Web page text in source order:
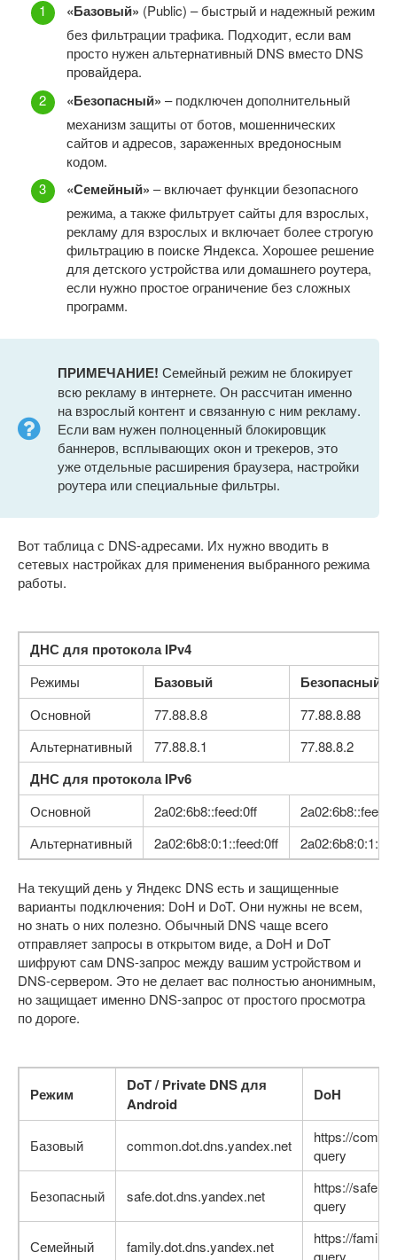
«Базовый» (Public) – быстрый и надежный режим
без фильтрации трафика. Подходит, если вам
просто нужен альтернативный DNS вместо DNS
провайдера.
«Безопасный» – подключен дополнительный
механизм защиты от ботов, мошеннических
сайтов и адресов, зараженных вредоносным
кодом.
«Семейный» – включает функции безопасного
режима, а также фильтрует сайты для взрослых,
рекламу для взрослых и включает более строгую
фильтрацию в поиске Яндекса. Хорошее решение
для детского устройства или домашнего роутера,
если нужно простое ограничение без сложных
программ.
ПРИМЕЧАНИЕ! Семейный режим не блокирует
всю рекламу в интернете. Он рассчитан именно
на взрослый контент и связанную с ним рекламу.
Если вам нужен полноценный блокировщик
баннеров, всплывающих окон и трекеров, это
уже отдельные расширения браузера, настройки
роутера или специальные фильтры.
Вот таблица с DNS-адресами. Их нужно вводить в
сетевых настройках для применения выбранного режима
работы.
ДНС для протокола IPv4
Режимы Базовый Безопасный
Основной 77.88.8.8
77.88.8.88
Альтернативный
77.88.8.1 77.88.8.2
ДНС для протокола IPv6
Основной 2a02:6b8::feed:0ff
Альтернативный
2a02:6b8:0:1::feed:0ff
На текущий день у Яндекс DNS есть и защищенные
варианты подключения: DoH и DoT. Они нужны не всем,
но знать о них полезно. Обычный DNS чаще всего
отправляет запросы в открытом виде, а DoH и DoT
шифруют сам DNS-запрос между вашим устройством и
DNS-сервером. Это не делает вас полностью анонимным,
но защищает именно DNS-запрос от простого просмотра
по дороге.
Режим
DoT / Private DNS для
Android
DoH
Базовый common.dot.dns.yandex.net
https://
query
Безопасный safe.dot.dns.yandex.net
https://
query
Семейный family.dot.dns.yandex.net
https://
query